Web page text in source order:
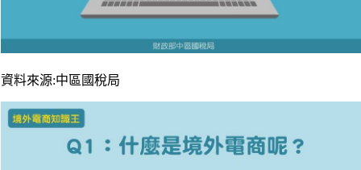
資料來源:中區國稅局